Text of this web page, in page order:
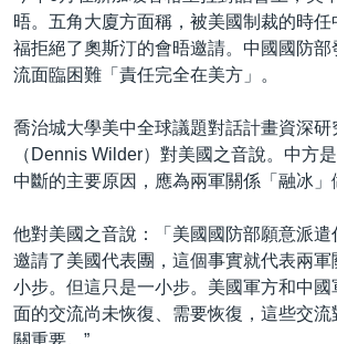
晤。五角大廈方面稱，被美國制裁的時任
福拒絕了奧斯汀的會晤邀請。中國國防部
流面臨困難「責任完全在美方」。
喬治城大學美中全球議題對話計畫資深研
（Dennis Wilder）對美國之音說。中方
中斷的主要原因，應為兩軍關係「融冰」
他對美國之音說：「美國國防部願意派遣
邀請了美國代表團，這個事實就代表兩軍
小步。但這只是一小步。美國軍方和中國
面的交流尚未恢復、需要恢復，這些交流
關重要。”